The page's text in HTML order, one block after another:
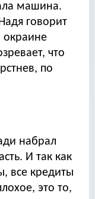
машина.
говорит
окраине
что
по
набрал
И так как
все кредиты
это то,